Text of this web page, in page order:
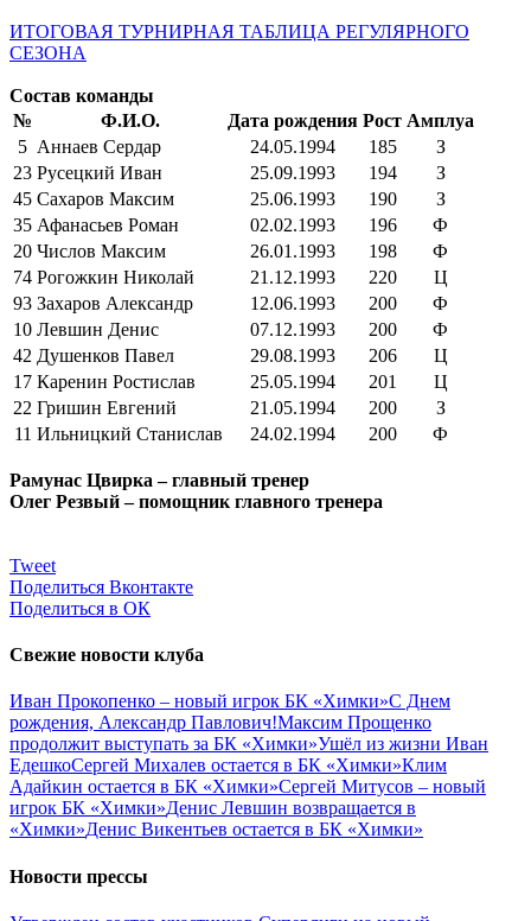
ИТОГОВАЯ ТУРНИРНАЯ ТАБЛИЦА РЕГУЛЯРНОГО
СЕЗОНА
Состав команды
№
Ф.И.О. Дата рождения Рост Амплуа
5 Аннаев Сердар 24.05.1994 185
З
23 Русецкий Иван 25.09.1993 194
З
45 Сахаров Максим 25.06.1993 190
З
35 Афанасьев Роман 02.02.1993 196
Ф
20 Числов Максим 26.01.1993 198
Ф
74 Рогожкин Николай 21.12.1993 220
Ц
93 Захаров Александр 12.06.1993 200
Ф
10 Левшин Денис 07.12.1993 200
Ф
42 Душенков Павел 29.08.1993 206
Ц
17 Каренин Ростислав 25.05.1994 201
Ц
22 Гришин Евгений 21.05.1994 200
З
11 Ильницкий Станислав 24.02.1994 200 Ф
Рамунас Цвирка – главный тренер
Олег Резвый – помощник главного тренера
Tweet
Поделиться Вконтакте
Поделиться в ОК
Свежие новости клуба
Иван Прокопенко – новый игрок БК «Химки»С Днем
рождения, Александр Павлович!Максим Прощенко
продолжит выступать за БК «Химки»Ушёл из жизни Иван
ЕдешкоСергей Михалев остается в БК «Химки»Клим
Адайкин остается в БК «Химки»Сергей Митусов – новый
игрок БК «Химки»Денис Левшин возвращается в
«Химки»Денис Викентьев остается в БК «Химки»
Новости прессы